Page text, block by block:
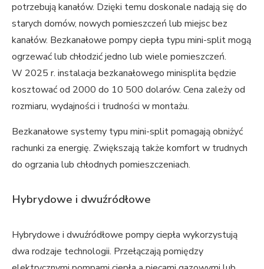
potrzebują kanałów. Dzięki temu doskonale nadają się do
starych domów, nowych pomieszczeń lub miejsc bez
kanałów. Bezkanałowe pompy ciepła typu mini-split mogą
ogrzewać lub chłodzić jedno lub wiele pomieszczeń.
W 2025 r. instalacja bezkanałowego minisplita będzie
kosztować od 2000 do 10 500 dolarów. Cena zależy od
rozmiaru, wydajności i trudności w montażu.
Bezkanałowe systemy typu mini-split pomagają obniżyć
rachunki za energię. Zwiększają także komfort w trudnych
do ogrzania lub chłodnych pomieszczeniach.
Hybrydowe i dwuźródłowe
Hybrydowe i dwuźródłowe pompy ciepła wykorzystują
dwa rodzaje technologii. Przełączają pomiędzy